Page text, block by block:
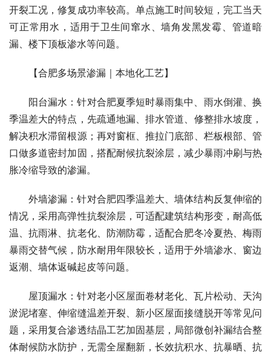
开裂工况，修复成功率较高。单点施工时间较短，完工当天
可正常用水，适用于卫生间窜水、墙角发黑发霉、管道暗
漏、楼下顶板渗水等问题。
【合肥多场景渗漏｜本地化工艺】
阳台漏水：针对合肥夏季短时暴雨集中、雨水倒灌、换
季温差大的特点，先疏通地漏、排水管道、修整排水坡度，
解决积水滞留根源；再对窗框、推拉门底部、栏板根部、管
口做多道密封加固，搭配耐候抗裂涂层，减少暴雨冲刷与热
胀冷缩导致的渗漏。
外墙渗漏：针对合肥四季温差大、墙体结构反复伸缩的
情况，采用高弹性抗裂涂层，可适配建筑结构形变，耐高低
温、抗雨淋、抗老化、防潮防霉，适配合肥冬冷夏热、梅雨
暴雨交替气候，防水耐用年限较长，适用于外墙渗水、窗边
返潮、墙体返碱起皮等问题。
屋顶漏水：针对老小区屋面卷材老化、瓦片松动、天沟
淤泥堵塞、伸缩缝温差开裂、新小区屋面接缝脱开等常见问
题，采用复合渗透结晶工艺加固基层，局部微创补漏结合整
体耐候防水防护，无需全屋翻新，长效抗积水、抗暴晒、抗